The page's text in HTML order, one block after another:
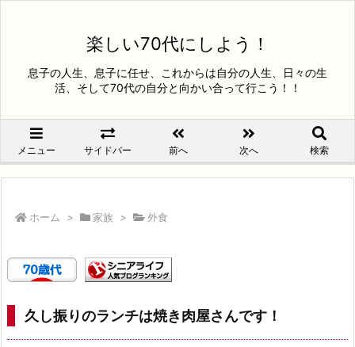
楽しい70代にしよう！
息子の人生、息子に任せ、これからは自分の人生、日々の生
活、そして70代の自分と向かい合って行こう！！
メニュー サイドバー 前へ 次へ 検索
ホーム > 家族 > 外食
久し振りのランチは焼き肉屋さんです！